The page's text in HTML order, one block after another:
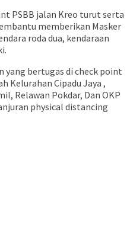
PSBB jalan Kreo turut serta
memberikan Masker
roda dua, kendaraan
yang bertugas di check point
Kelurahan Cipadu Jaya ,
Relawan Pokdar, Dan OKP
physical distancing